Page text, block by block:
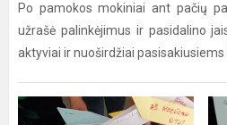
Po pamokos mokiniai ant pačių
užrašė palinkėjimus ir pasidalino
aktyviai ir nuoširdžiai pasisakiusiems